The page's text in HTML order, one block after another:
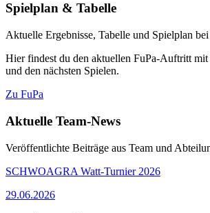
Spielplan & Tabelle
Aktuelle Ergebnisse, Tabelle und Spielplan bei
Hier findest du den aktuellen FuPa-Auftritt mit
und den nächsten Spielen.
Zu FuPa
Aktuelle Team-News
Veröffentlichte Beiträge aus Team und
SCHWOAGRA Watt-Turnier 2026
29.06.2026